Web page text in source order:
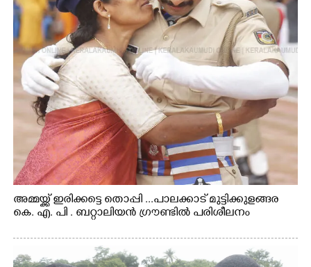
അമ്മയ്ക്ക് ഇരിക്കട്ടെ തൊപ്പി ...പാലക്കാട് മുട്ടിക്കുളങ്ങര
കെ. എ. പി . ബറ്റാലിയൻ ഗ്രൗണ്ടിൽ പരിശീലനം